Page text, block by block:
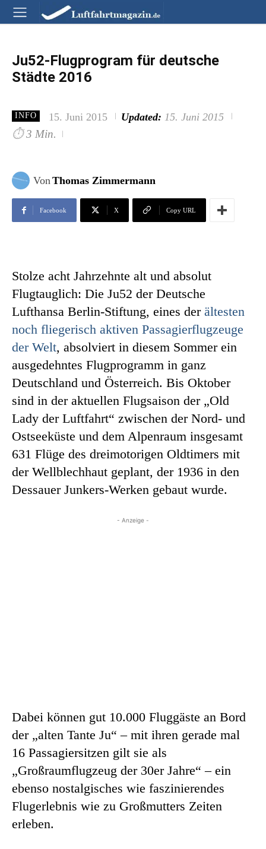
Ju52-Flugprogram für deutsche
Städte 2016
INFO 15. Juni 2015 Updated: 15. Juni 2015
⏱ 3 Min.
VonThomas Zimmermann
Facebook X Copy URL
Stolze acht Jahrzehnte alt und absolut
Flugtauglich: Die Ju52 der Deutsche
Lufthansa Berlin-Stiftung, eines der ältesten
noch fliegerisch aktiven Passagierflugzeuge
der Welt, absolviert in diesem Sommer ein
ausgedehntes Flugprogramm in ganz
Deutschland und Österreich. Bis Oktober
sind in der aktuellen Flugsaison der „Old
Lady der Luftfahrt“ zwischen der Nord- und
Ostseeküste und dem Alpenraum insgesamt
631 Flüge des dreimotorigen Oldtimers mit
der Wellblechhaut geplant, der 1936 in den
Dessauer Junkers-Werken gebaut wurde.
- Anzeige -
Dabei können gut 10.000 Fluggäste an Bord
der „alten Tante Ju“ – mit ihren gerade mal
16 Passagiersitzen gilt sie als
„Großraumflugzeug der 30er Jahre“ – ein
ebenso nostalgisches wie faszinierendes
Flugerlebnis wie zu Großmutters Zeiten
erleben.